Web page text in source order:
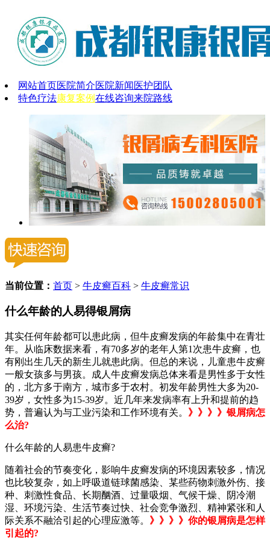
网站首页医院简介医院新闻 医护团队
特色疗法康复案例在线咨询来院路线
当前位置： 首页 > 牛皮癣百科 > 牛皮癣常识
什么年龄的人易得银屑病
其实任何年龄都可以患此病，但牛皮癣发病的年龄集中在青壮
年。从临床数据来看，有70多岁的老年人第1次患牛皮癣，也
有刚出生几天的新生儿就患此病。但总的来说，儿童患牛皮癣
一般女孩多与男孩。成人牛皮癣发病总体来看是男性多于女性
的，北方多于南方，城市多于农村。初发年龄男性大多为20-
39岁，女性多为15-39岁。近几年来发病率有上升和提前的趋
势，普遍认为与工业污染和工作环境有关。 》》》》银屑病怎
么治?
什么年龄的人易患牛皮癣?
随着社会的节奏变化，影响牛皮癣发病的环境因素较多，情况
也比较复杂，如上呼吸道链球菌感染、某些药物刺激外伤、接
种、刺激性食品、长期酗酒、过量吸烟、气候干燥、阴冷潮
湿、环境污染、生活节奏过快、社会竞争激烈、精神紧张和人
际关系不融洽引起的心理应激等。 》》》》你的银屑病是怎样
引起的?